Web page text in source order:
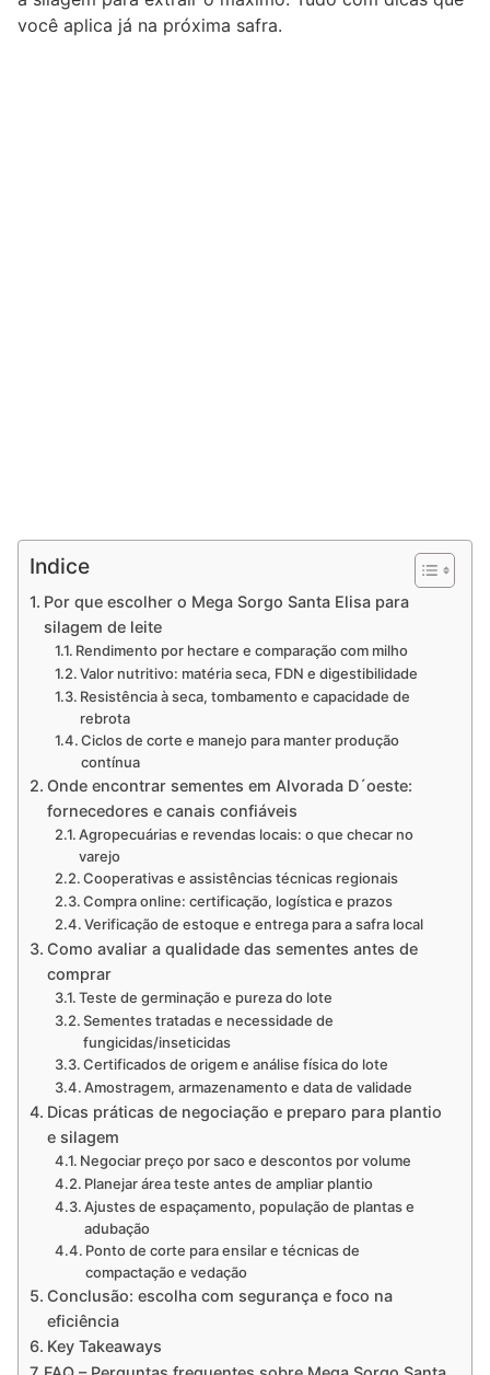
você aplica já na próxima safra.
Indice
Por que escolher o Mega Sorgo Santa Elisa para
silagem de leite
Rendimento por hectare e comparação com milho
Valor nutritivo: matéria seca, FDN e digestibilidade
Resistência à seca, tombamento e capacidade de
rebrota
Ciclos de corte e manejo para manter produção
contínua
Onde encontrar sementes em Alvorada D´oeste:
fornecedores e canais confiáveis
Agropecuárias e revendas locais: o que checar no
varejo
Cooperativas e assistências técnicas regionais
Compra online: certificação, logística e prazos
Verificação de estoque e entrega para a safra local
Como avaliar a qualidade das sementes antes de
comprar
Teste de germinação e pureza do lote
Sementes tratadas e necessidade de
fungicidas/inseticidas
Certificados de origem e análise física do lote
Amostragem, armazenamento e data de validade
Dicas práticas de negociação e preparo para plantio
e silagem
Negociar preço por saco e descontos por volume
Planejar área teste antes de ampliar plantio
Ajustes de espaçamento, população de plantas e
adubação
Ponto de corte para ensilar e técnicas de
compactação e vedação
Conclusão: escolha com segurança e foco na
eficiência
Key Takeaways